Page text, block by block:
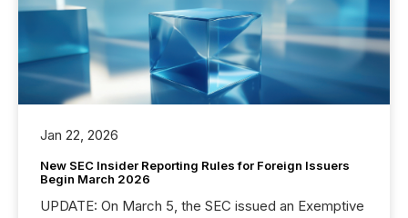
Jan 22, 2026
New SEC Insider Reporting Rules for Foreign Issuers
Begin March 2026
UPDATE: On March 5, the SEC issued an Exemptive